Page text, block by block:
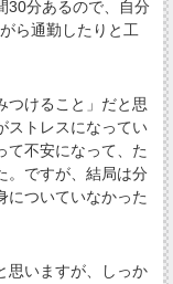
30分あるので、自分
ら通勤したりと工
けること」だと思
ストレスになってい
て不安になって、た
。ですが、結局は分
についていなかった
思いますが、しっか